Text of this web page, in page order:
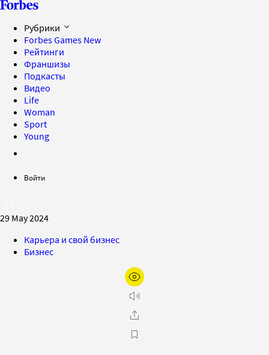
Рубрики
Forbes Games New
Рейтинги
Франшизы
Подкасты
Видео
Life
Woman
Sport
Young
Войти
29 May 2024
Карьера и свой бизнес
Бизнес